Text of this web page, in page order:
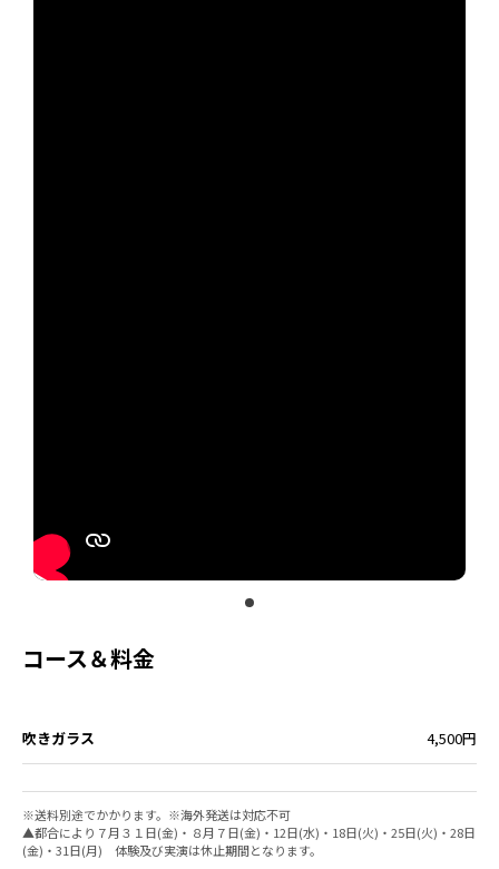
コース＆料金
吹きガラス 4,500円
※送料別途でかかります。※海外発送は対応不可
▲都合により７月３１日(金)・８月７日(金)・12日(水)・18日(火)・25日(火)・28日
(金)・31日(月) 体験及び実演は休止期間となります。